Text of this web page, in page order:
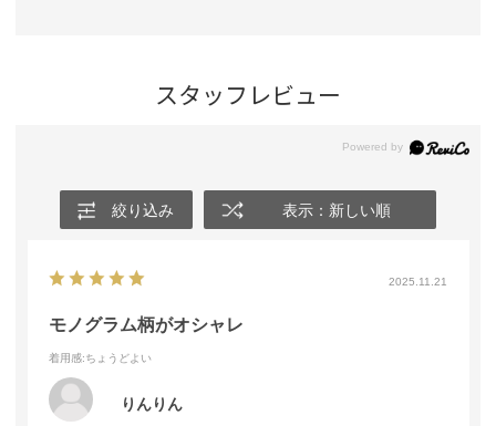
スタッフレビュー
絞り込み 表示：新しい順
2025.11.21
モノグラム柄がオシャレ
着用感:ちょうどよい
りんりん